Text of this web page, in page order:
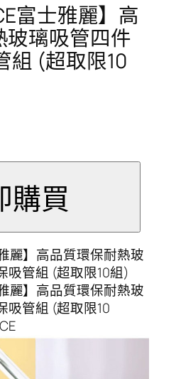
富士雅麗】高
玻璃吸管四件
組 (超取限10
雅麗】高品質環保耐熱玻
吸管組 (超取限10組)
雅麗】高品質環保耐熱玻
吸管組 (超取限10